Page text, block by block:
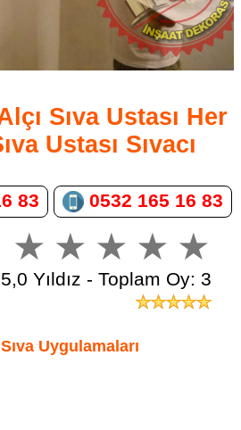
Sıva Ustası Her
Ustası Sıvacı
83 0532 165 16 83
Yıldız - Toplam Oy: 3
Uygulamaları